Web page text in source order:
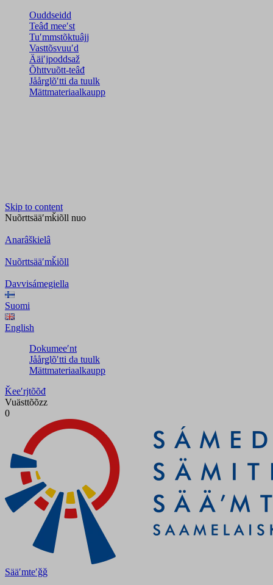
Ouddseidd
Teâđ meeʹst
Tuʹmmstõktuâjj
Vasttõsvuuʹd
Ääiʹjpoddsaž
Õhttvuõtt-teâđ
Jåårǥlõʹtti da tuulk
Mättmateriaalkaupp
Skip to content
Nuõrttsääʹmǩiõll nuo
Anarâškielâ
Nuõrttsääʹmǩiõll
Davvisámegiella
Suomi
English
Dokumeeʹnt
Jåårǥlõʹtti da tuulk
Mättmateriaalkaupp
Ǩeeʹrjtõõđ
Vuästtõõzz
0
Sääʹmteʹǧǧ